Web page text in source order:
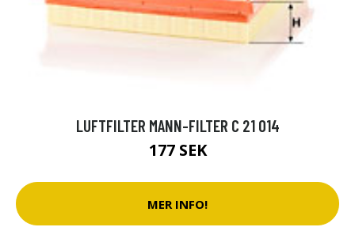
LUFTFILTER MANN-FILTER C 21 014
177 SEK
MER INFO!